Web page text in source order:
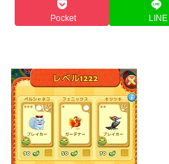
Pocket LINE